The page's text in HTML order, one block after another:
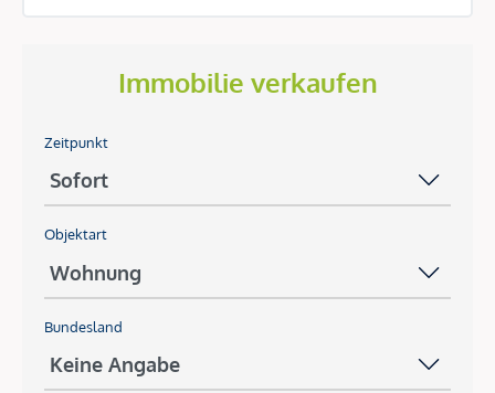
Immobilie verkaufen
Zeitpunkt
Objektart
Bundesland